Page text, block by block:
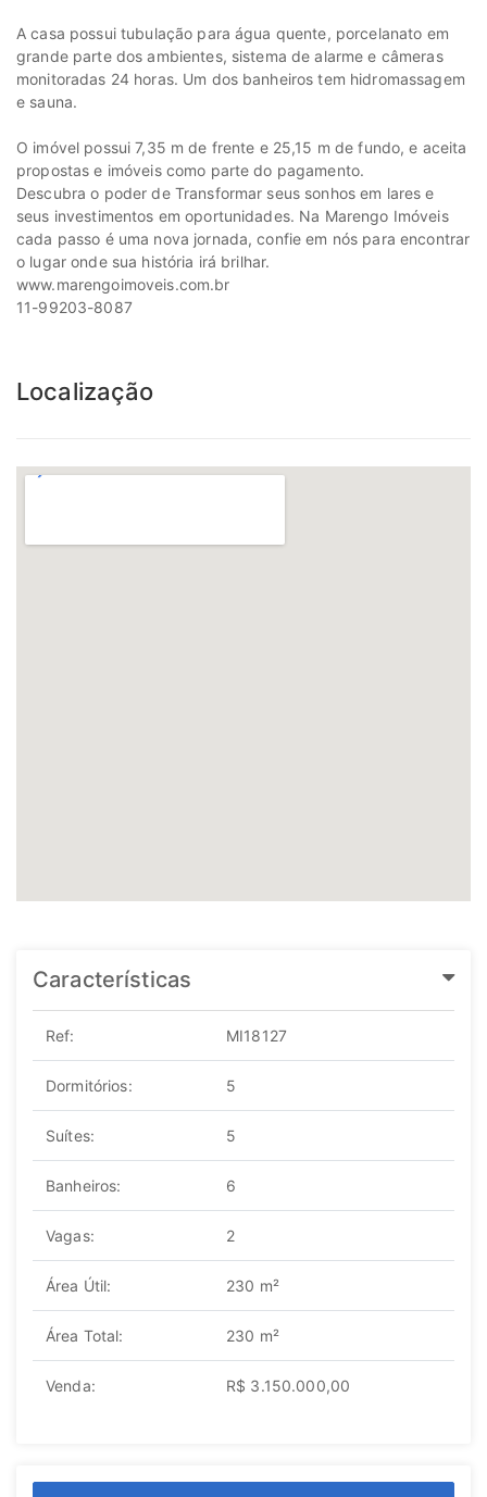
A casa possui tubulação para água quente, porcelanato em
grande parte dos ambientes, sistema de alarme e câmeras
monitoradas 24 horas. Um dos banheiros tem hidromassagem
e sauna.
O imóvel possui 7,35 m de frente e 25,15 m de fundo, e aceita
propostas e imóveis como parte do pagamento.
Descubra o poder de Transformar seus sonhos em lares e
seus investimentos em oportunidades. Na Marengo Imóveis
cada passo é uma nova jornada, confie em nós para encontrar
o lugar onde sua história irá brilhar.
www.marengoimoveis.com.br
11-99203-8087
Localização
Características
Ref: MI18127
Dormitórios: 5
Suítes: 5
Banheiros: 6
Vagas: 2
Área Útil: 230 m²
Área Total: 230 m²
Venda: R$ 3.150.000,00